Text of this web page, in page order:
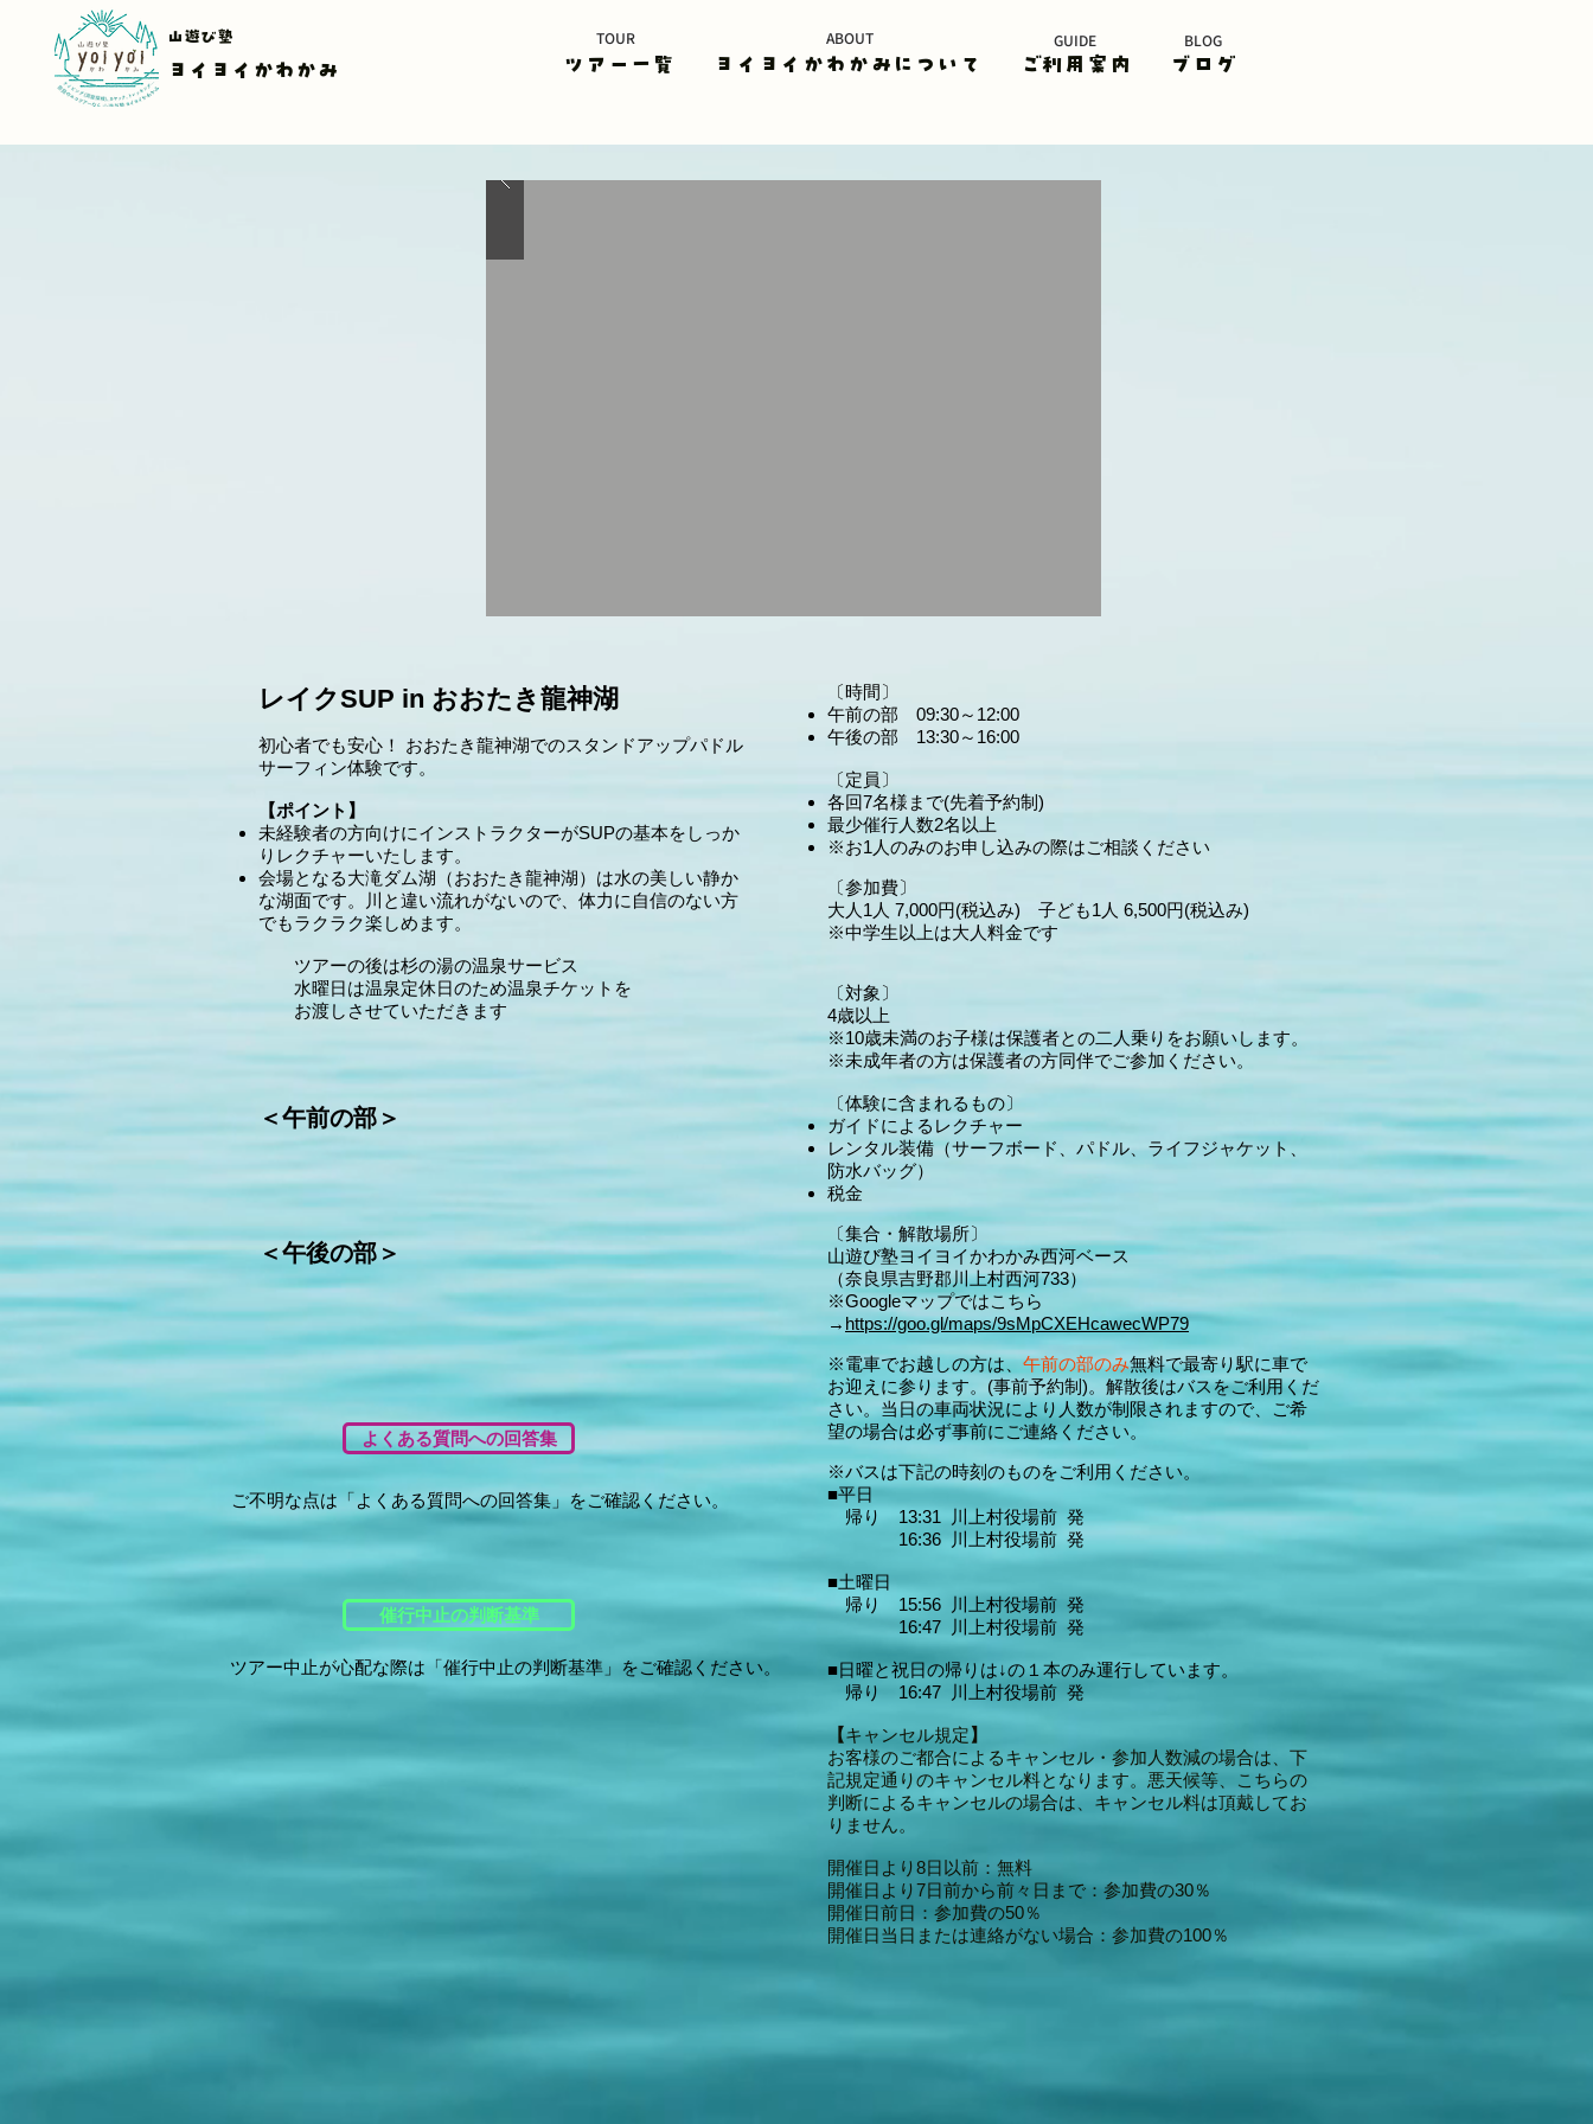
山遊び塾
ヨイヨイかわかみ ツアー一覧 ヨイヨイかわかみについて ご利用案内 ブログ
TOUR ABOUT GUIDE BLOG
レイクSUP in おおたき龍神湖​
初心者でも安心！ おおたき龍神湖でのスタンドアップパドル
サーフィン体験です。
【ポイント】
未経験者の方向けにインストラクターがSUPの基本をしっか
りレクチャーいたします。
会場となる大滝ダム湖（おおたき龍神湖）は水の美しい静か
な湖面です。川と違い流れがないので、体力に自信のない方
でもラクラク楽しめます。
ツアーの後は杉の湯の温泉サービス
水曜日は温泉定休日のため温泉チケットを
お渡しさせていただきます
＜午前の部＞
＜午後の部＞
よくある質問への回答集
ご不明な点は「よくある質問への回答集」をご確認ください。
催行中止の判断基準
ツアー中止が心配な際は「催行中止の判断基準」をご確認ください。
〔時間〕
午前の部 09:30～12:00
午後の部 13:30～16:00
〔定員〕
各回7名様まで(先着予約制)
最少催行人数2名以上
​※お1人のみのお申し込みの際はご相談ください
〔参加費〕
大人1人 7,000円(税込み) 子ども1人 6,500円(税込み)
※中学生以上は大人料金です
〔対象〕
4歳以上
※10歳未満のお子様は保護者との二人乗りをお願いします。
※未成年者の方は保護者の方同伴でご参加ください。
〔体験に含まれるもの〕
ガイドによるレクチャー
レンタル装備（サーフボード、パドル、ライフジャケット、
防水バッグ）
税金
〔集合・解散場所〕
山遊び塾ヨイヨイかわかみ西河ベース
（奈良県吉野郡川上村西河733）
※Googleマップではこちら
→ https://goo.gl/maps/9sMpCXEHcawecWP79
※電車でお越しの方は、午前の部のみ無料で最寄り駅に車で
お迎えに参ります。(事前予約制)。解散後はバスをご利用くだ
さい。当日の車両状況により人数が制限されますので、ご希
望の場合は必ず事前にご連絡ください。
※バスは下記の時刻のものをご利用ください。
■平日
帰り 13:31 川上村役場前 発
16:36 川上村役場前 発
■土曜日
帰り 15:56 川上村役場前 発
16:47 川上村役場前 発
■日曜と祝日の帰りは↓の１本のみ運行しています。
帰り 16:47 川上村役場前 発
【キャンセル規定】
お客様のご都合によるキャンセル・参加人数減の場合は、下
記規定通りのキャンセル料となります。悪天候等、こちらの
判断によるキャンセルの場合は、キャンセル料は頂戴してお
りません。
開催日より8日以前：無料
開催日より7日前から前々日まで：参加費の30％
開催日前日：参加費の50％
開催日当日または連絡がない場合：参加費の100％